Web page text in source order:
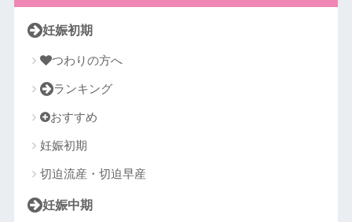
妊娠初期
つわりの方へ
ランキング
おすすめ
妊娠初期
切迫流産・切迫早産
妊娠中期